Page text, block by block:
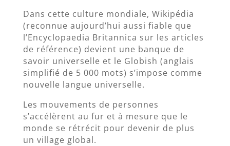
Dans cette culture mondiale, Wikipédia
(reconnue aujourd’hui aussi fiable que
l’Encyclopaedia Britannica sur les articles
de référence) devient une banque de
savoir universelle et le Globish (anglais
simplifié de 5 000 mots) s’impose comme
nouvelle langue universelle.
Les mouvements de personnes
s’accélèrent au fur et à mesure que le
monde se rétrécit pour devenir de plus
un village global.